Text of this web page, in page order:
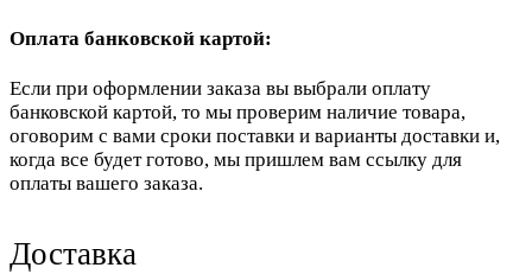
Оплата банковской картой:
Если при оформлении заказа вы выбрали оплату
банковской картой, то мы проверим наличие товара,
оговорим с вами сроки поставки и варианты доставки и,
когда все будет готово, мы пришлем вам ссылку для
оплаты вашего заказа.
Доставка